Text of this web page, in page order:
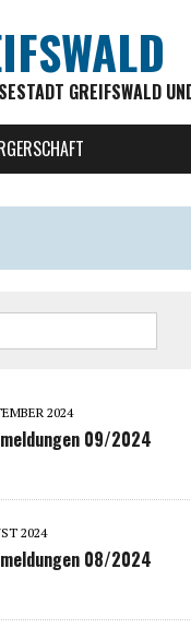
GREIFSWALD
2024
09/2024
2024
08/2024